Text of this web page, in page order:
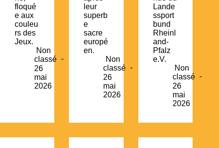
floqué
e aux
couleu
rs des
Jeux.
Non
classé
26
mai
2026
leur
superb
e
sacre
europé
en.
Non
classé
26
mai
2026
Lande
ssport
bund
Rheinl
and-
Pfalz
e.V.
Non
classé
26
mai
2026